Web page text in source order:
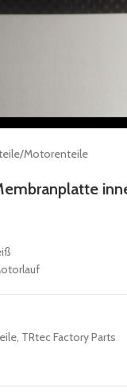
/Motorenteile
, TRtec Factory Parts